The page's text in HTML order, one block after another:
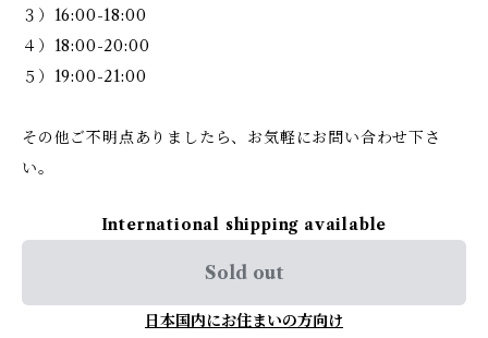
３）16:00-18:00
４）18:00-20:00
５）19:00-21:00
その他ご不明点ありましたら、お気軽にお問い合わせ下さ
い。
International shipping available
Sold out
日本国内にお住まいの方向け